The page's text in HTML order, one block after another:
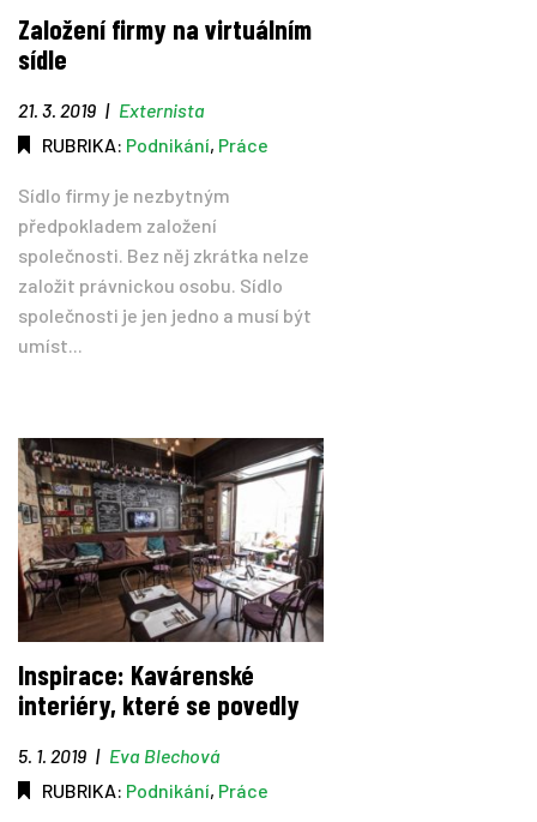
Založení firmy na virtuálním
sídle
21. 3. 2019 | Externista
RUBRIKA: Podnikání, Práce
Sídlo firmy je nezbytným
předpokladem založení
společnosti. Bez něj zkrátka nelze
založit právnickou osobu. Sídlo
společnosti je jen jedno a musí být
umíst...
Inspirace: Kavárenské
interiéry, které se povedly
5. 1. 2019 | Eva Blechová
RUBRIKA: Podnikání, Práce